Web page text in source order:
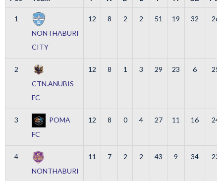
1
NONTHABURI
CITY
12 8 2 2 51 19 32 26
2
CTN.ANUBIS
FC
12 8 1 3 29 23 6 25
3
POMA
FC
12 8 0 4 27 11 16 24
4
NONTHABURI
11 7 2 2 43 9 34 23